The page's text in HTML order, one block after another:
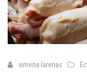
ximena larenas